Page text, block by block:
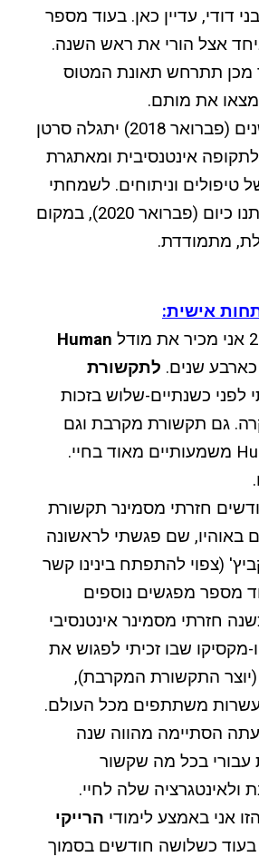
דודי, עדיין כאן. בעוד מספר
אצל הורי את ראש השנה.
מכן תתרחש תאונת המטוס
את מותם.
– בעוד כעשר שנים (פברואר 2018) יתגלה סרטן
אינטנסיבית ומאתגרת
טיפולים וניתוחים. לשמחתי
אמי עדיין כאן אתנו כיום (פברואר 2020), במקום
מתמודדת.
אישית:
Human
שנים. לתקשורת
לפני כשנתיים-שלוש בזכות
גם תקשורת מקרבת וגם
Human Dynamics משמעותיים מאוד בחיי.
חזרתי מסמינר תקשורת
בן 4 ימים באוהיו, שם פגשתי לראשונה
(צפוי להתפתח בינינו קשר
מספר מפגשים נוספים
חזרתי מסמינר אינטנסיבי
מקסיקו שבו זכיתי לפגוש את
(יוצר התקשורת המקרבת),
משתתפים מכל העולם.
שזה עתה הסתיימה מהווה שנה
עבורי בכל מה שקשור
שלה לחיי.
אני באמצע לימודי הרייקי
בעוד כשלושה חודשים בסמוך